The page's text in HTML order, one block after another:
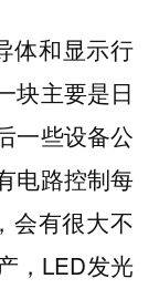
体和显示行
块主要是日
一些设备公
电路控制每
会有很大不
，LED发光